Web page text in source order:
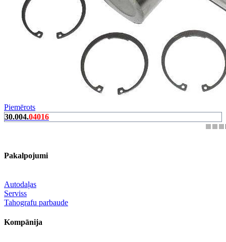
Piemērots
30.004.04016
Pakalpojumi
Autodaļas
Serviss
Tahografu parbaude
Kompānija